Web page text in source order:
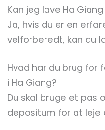
Kan jeg lave Ha
Ja, hvis du er en
velforberedt, kan du
Hvad har du brug for
i Ha Giang?
Du skal bruge et pas
depositum for at leje